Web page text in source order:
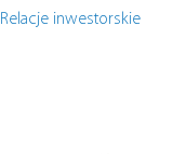
Relacje inwestorskie